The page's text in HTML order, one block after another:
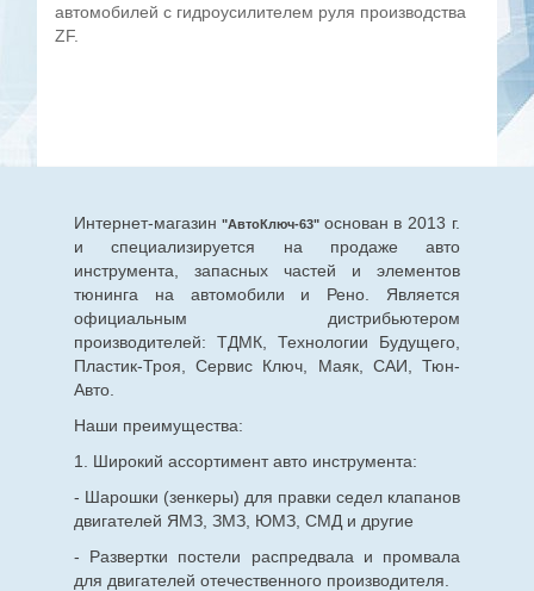
автомобилей с гидроусилителем руля производства
ZF.
Интернет-магазин "АвтоКлюч-63" основан в 2013 г.
и специализируется на продаже авто
инструмента, запасных частей и элементов
тюнинга на автомобили и Рено. Является
официальным дистрибьютером
производителей: ТДМК, Технологии Будущего,
Пластик-Троя, Сервис Ключ, Маяк, САИ, Тюн-
Авто.
Наши преимущества:
1. Широкий ассортимент авто инструмента:
- Шарошки (зенкеры) для правки седел клапанов
двигателей ЯМЗ, ЗМЗ, ЮМЗ, СМД и другие
- Развертки постели распредвала и промвала
для двигателей отечественного производителя.